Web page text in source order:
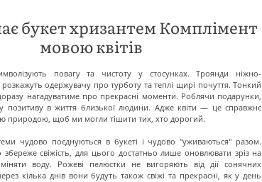
букет хризантем Комплімент
мовою квітів
повагу та чистоту у стосунках. Троянди ніжно-
розкажуть одержувачу про турботу та теплі щирі почуття. Тонкий
нагадуватиме про прекрасні моменти. Роблячи подарунки,
позитиву в життя близької людини. Адже квіти — це справжнє
природою, щоб ми могли тішити тих, хто дорогий.
чудово поєднуються в букеті і чудово "уживаються" разом.
збереже свіжість, для цього достатньо лише оновлювати зріз на
воду. Рожеві пелюстки не вигоряють від дії сонячних
кілька днів вони будуть також свіжі та прекрасні, як у день